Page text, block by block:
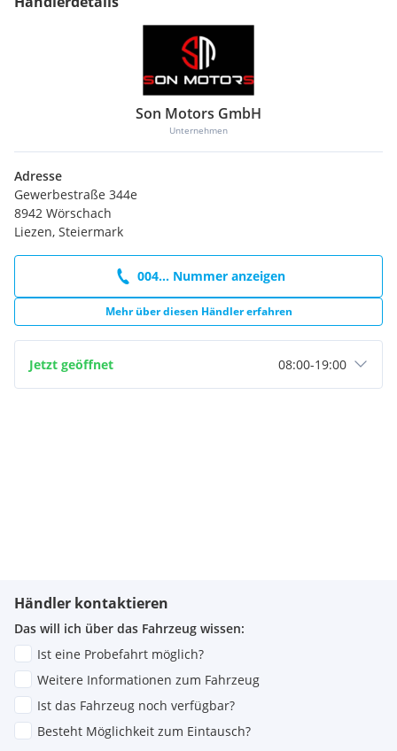
Son Motors GmbH
Unternehmen
Adresse
Gewerbestraße 344e
8942 Wörschach
Liezen, Steiermark
004... Nummer anzeigen
Mehr über diesen Händler erfahren
Jetzt geöffnet 08:00-19:00
Händler kontaktieren
Das will ich über das Fahrzeug wissen:
Ist eine Probefahrt möglich?
Weitere Informationen zum Fahrzeug
Ist das Fahrzeug noch verfügbar?
Besteht Möglichkeit zum Eintausch?